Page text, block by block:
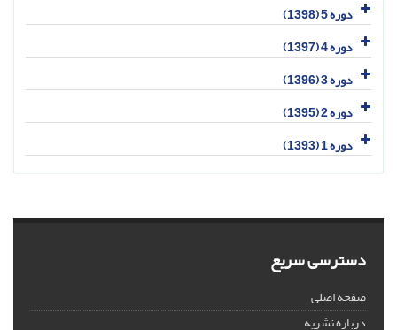
دوره 5 (1398)
دوره 4 (1397)
دوره 3 (1396)
دوره 2 (1395)
دوره 1 (1393)
دسترسی سریع
صفحه اصلی
درباره نشریه